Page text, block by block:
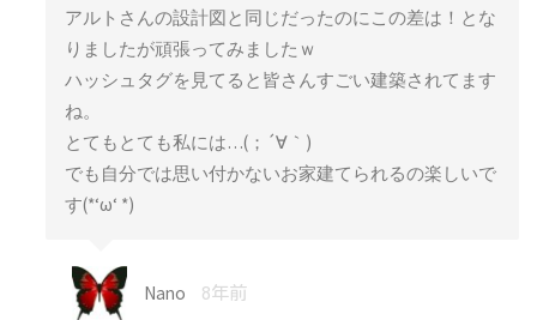
アルトさんの設計図と同じだったのにこの差は！とな
りましたが頑張ってみましたｗ
ハッシュタグを見てると皆さんすごい建築されてます
ね。
とてもとても私には…(；´∀｀)
でも自分では思い付かないお家建てられるの楽しいで
す(*‘ω‘ *)
Nano 8年前